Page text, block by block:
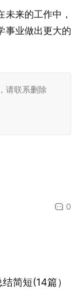
来的工作中，
事业做出更大的
请联系删除
0
简短(14篇）